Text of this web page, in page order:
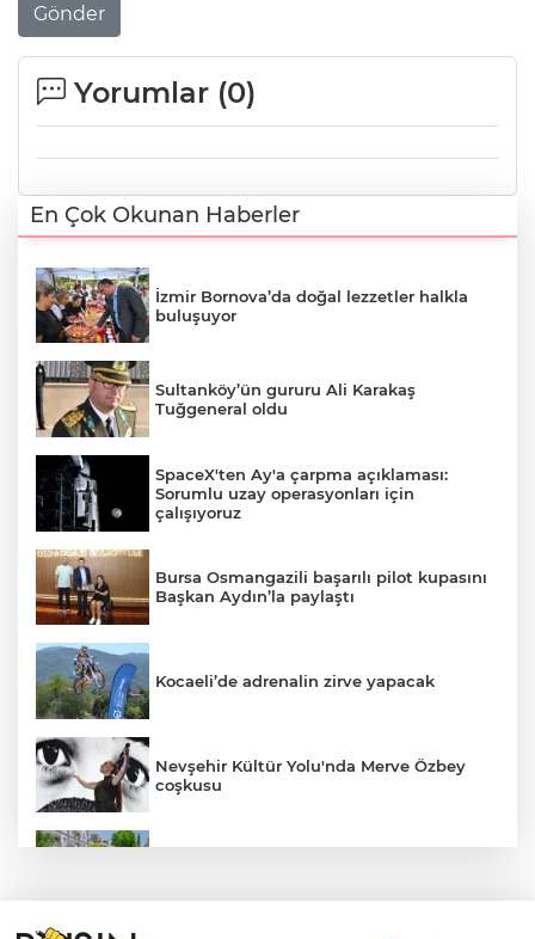
Gönder
Yorumlar (0)
En Çok Okunan Haberler
İzmir Bornova’da doğal lezzetler halkla
buluşuyor
Sultanköy’ün gururu Ali Karakaş
Tuğgeneral oldu
SpaceX'ten Ay'a çarpma açıklaması:
Sorumlu uzay operasyonları için
çalışıyoruz
Bursa Osmangazili başarılı pilot kupasını
Başkan Aydın’la paylaştı
Kocaeli’de adrenalin zirve yapacak
Nevşehir Kültür Yolu'nda Merve Özbey
coşkusu